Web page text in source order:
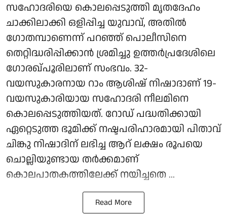
സഹോദരിയെ കൊലപ്പെടുത്തി മൃതദേഹം
ചാക്കിലാക്കി ഒളിപ്പിച്ച യുവാവ്, അതിൽ
ഗോതമ്പാണെന്ന് പറഞ്ഞ് പൊലീസിനെ
തെറ്റിദ്ധരിപ്പിക്കാൻ ശ്രമിച്ചു ഉത്തർപ്രദേശിലെ
ഗോരഖ്പൂരിലാണ് സംഭവം. 32-
വയസുകാരനായ റാം ആശിഷ് നിഷാദാണ് 19-
വയസുകാരിയായ സഹോദരി നീലമിനെ
കൊലപ്പെടുത്തിയത്. റോഡ് പദ്ധതിക്കായി
ഏറ്റെടുത്ത ഭൂമിക്ക് നഷ്ടപരിഹാരമായി പിതാവ്
ചിങ്കു നിഷാദിന് ലഭിച്ച ആറ് ലക്ഷം രൂപയെ
ചൊല്ലിയുണ്ടായ തർക്കമാണ്
കൊലപാതകത്തിലേക്ക് നയിച്ചതെ ...
Read More